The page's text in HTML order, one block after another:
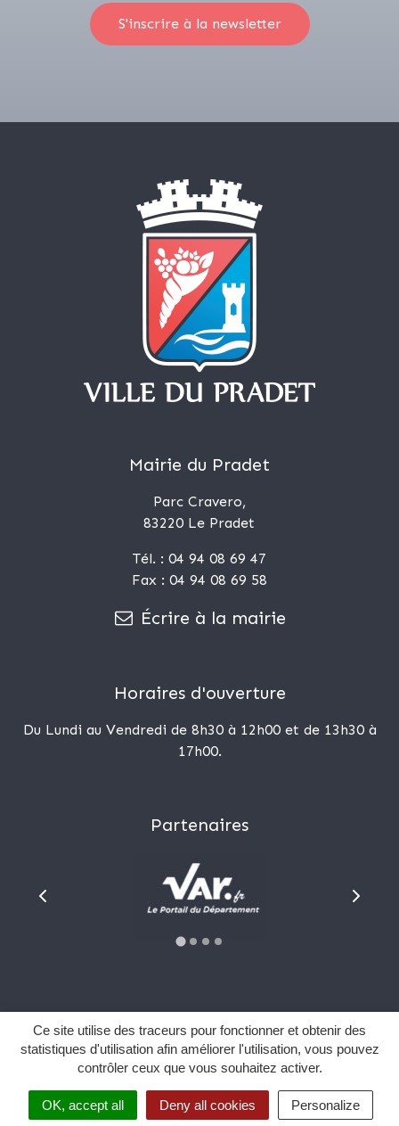
Mairie du Pradet
Parc Cravero,
83220 Le Pradet
Tél. : 04 94 08 69 47
Fax : 04 94 08 69 58
Écrire à la mairie
Horaires d'ouverture
Du Lundi au Vendredi de 8h30 à 12h00 et de 13h30 à
17h00.
Partenaires
Plan du site
Mentions Légales
Données personnelles
Sourd et malentendant ?
Ce site utilise des traceurs pour fonctionner et obtenir des
statistiques d'utilisation afin améliorer l'utilisation, vous pouvez
contrôler ceux que vous souhaitez activer.
OK, accept all Deny all cookies Personalize